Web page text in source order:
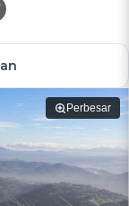
Perbesar